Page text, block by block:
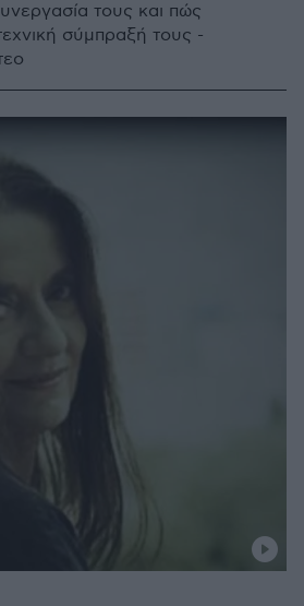
τους και πώς
σύμπραξή τους -